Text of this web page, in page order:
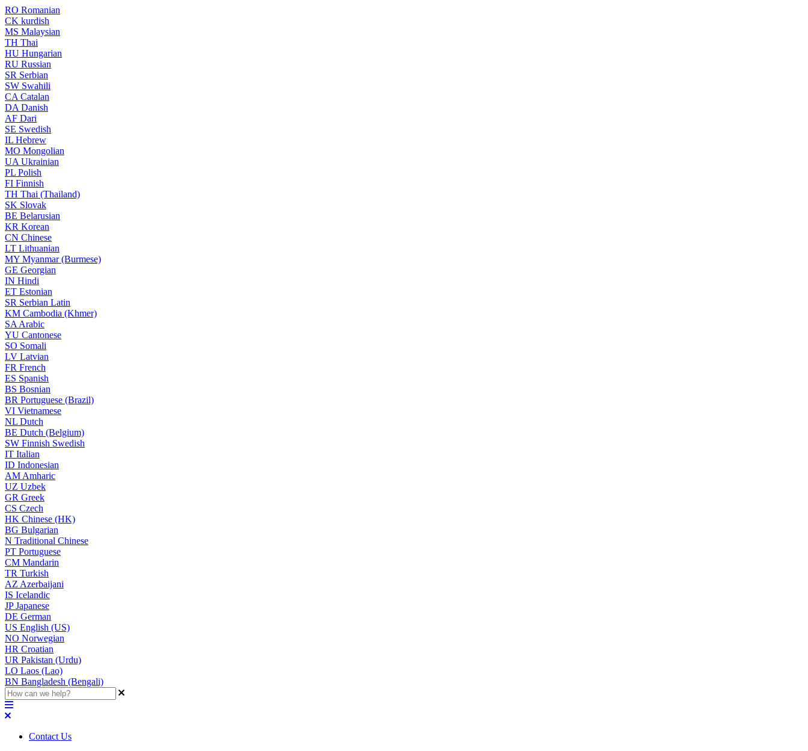
RO Romanian
CK kurdish
MS Malaysian
TH Thai
HU Hungarian
RU Russian
SR Serbian
SW Swahili
CA Catalan
DA Danish
AF Dari
SE Swedish
IL Hebrew
MO Mongolian
UA Ukrainian
PL Polish
FI Finnish
TH Thai (Thailand)
SK Slovak
BE Belarusian
KR Korean
CN Chinese
LT Lithuanian
MY Myanmar (Burmese)
GE Georgian
IN Hindi
ET Estonian
SR Serbian Latin
KM Cambodia (Khmer)
SA Arabic
YU Cantonese
SO Somali
LV Latvian
FR French
ES Spanish
BS Bosnian
BR Portuguese (Brazil)
VI Vietnamese
NL Dutch
BE Dutch (Belgium)
SW Finnish Swedish
IT Italian
ID Indonesian
AM Amharic
UZ Uzbek
GR Greek
CS Czech
HK Chinese (HK)
BG Bulgarian
N Traditional Chinese
PT Portuguese
CM Mandarin
TR Turkish
AZ Azerbaijani
IS Icelandic
JPJapanese
DE German
US English (US)
NO Norwegian
HR Croatian
UR Pakistan (Urdu)
LO Laos (Lao)
BN Bangladesh (Bengali)
Contact Us